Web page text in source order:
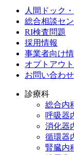
人間ドック
総合相談セ
RI検査問題
採用情報
事業者向け
オプトアウ
お問い合わせ
診療科
総合内
呼吸器
消化器
循環器
腎臓内